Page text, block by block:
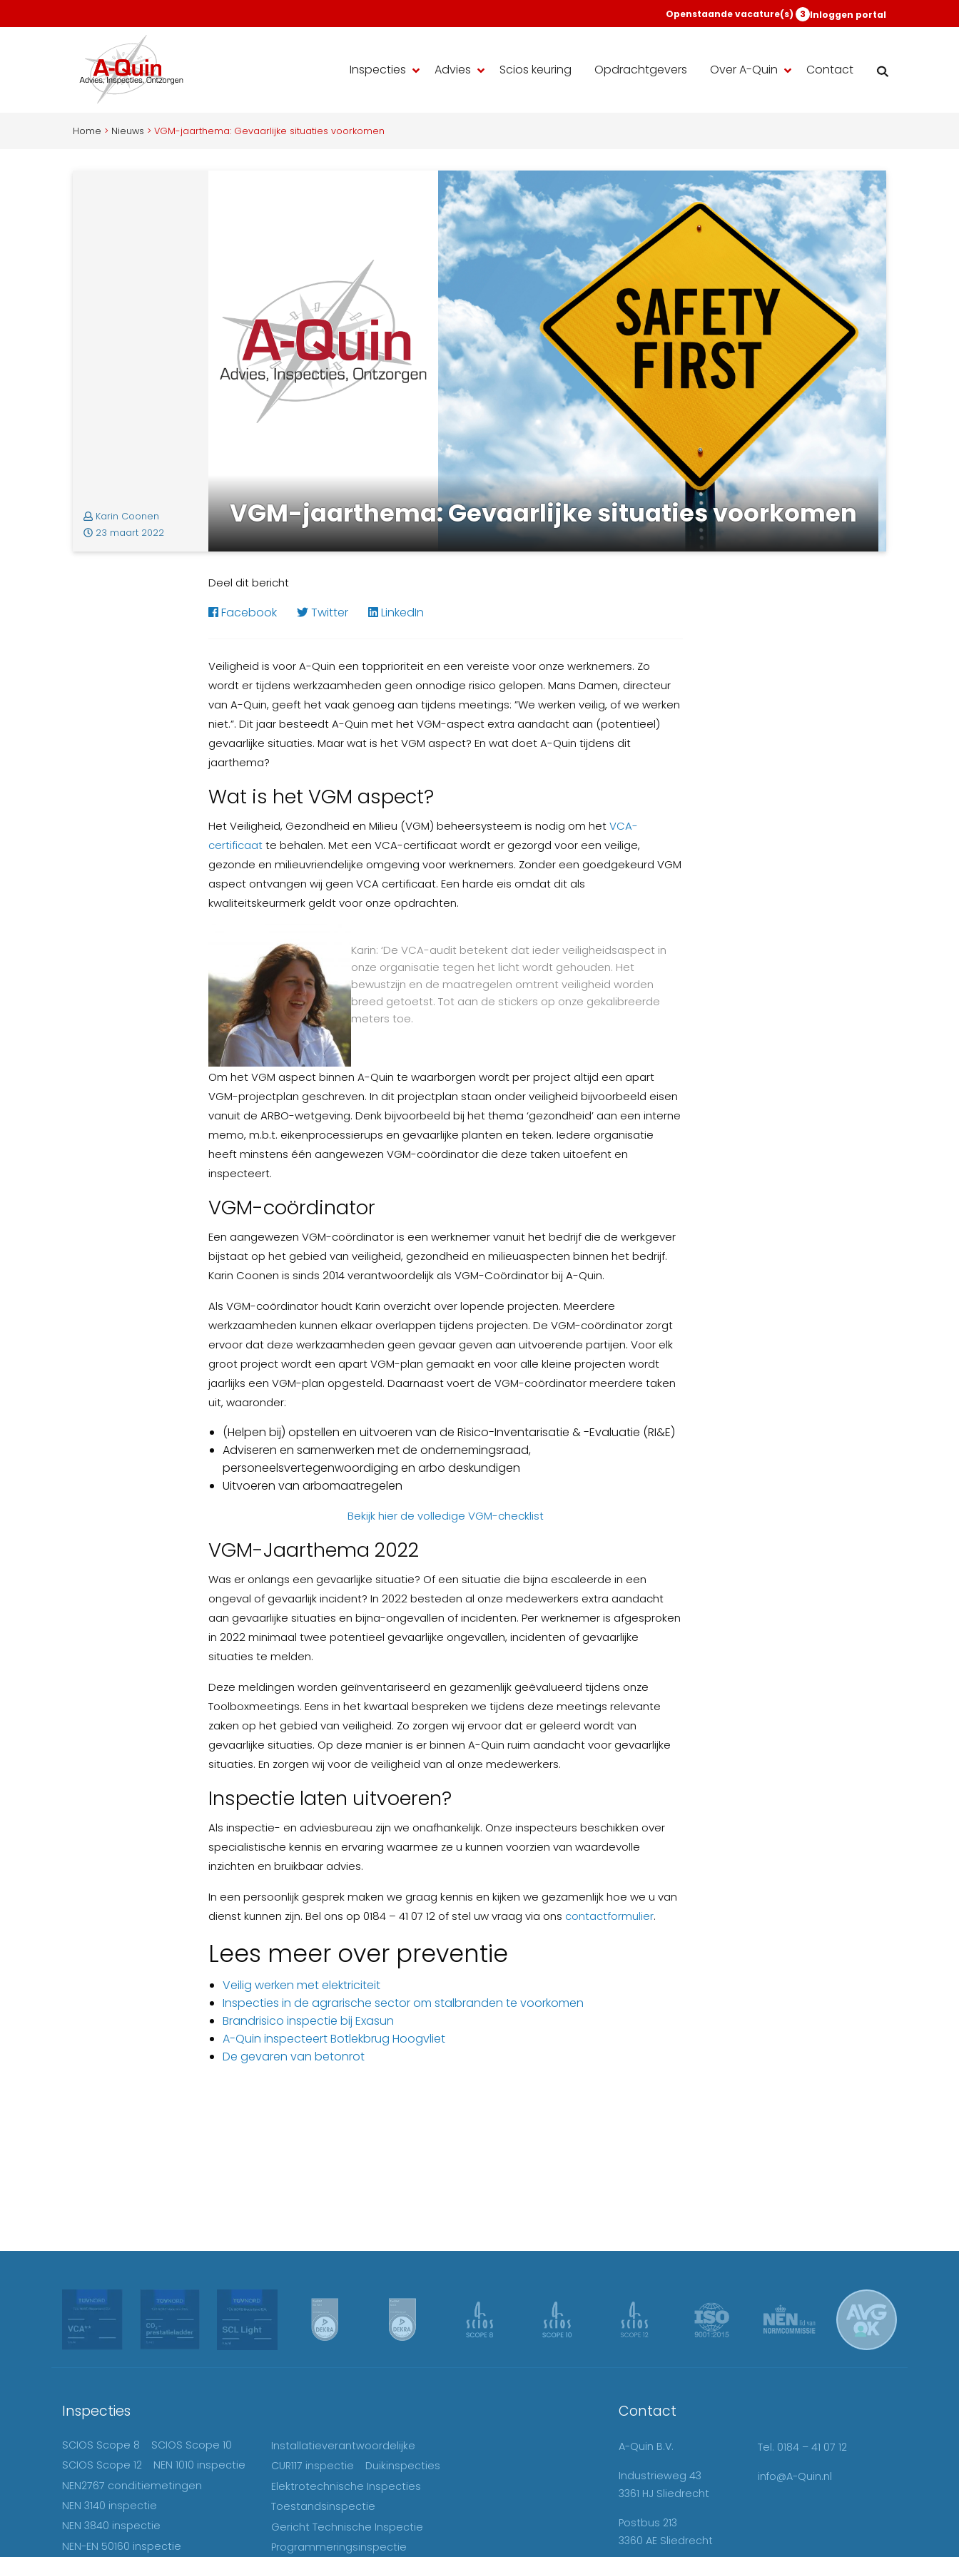
Openstaande vacature(s) 3 Inloggen portal
Inspecties Advies Scios keuring Opdrachtgevers Over A-Quin Contact
Home > Nieuws > VGM-jaarthema: Gevaarlijke situaties voorkomen
Karin Coonen
23 maart 2022
VGM-jaarthema: Gevaarlijke situaties voorkomen
Deel dit bericht
Facebook Twitter LinkedIn
Veiligheid is voor A-Quin een topprioriteit en een vereiste voor onze werknemers. Zo
wordt er tijdens werkzaamheden geen onnodige risico gelopen. Mans Damen, directeur
van A-Quin, geeft het vaak genoeg aan tijdens meetings: ”We werken veilig, of we werken
niet.”. Dit jaar besteedt A-Quin met het VGM-aspect extra aandacht aan (potentieel)
gevaarlijke situaties. Maar wat is het VGM aspect? En wat doet A-Quin tijdens dit
jaarthema?
Wat is het VGM aspect?
Het Veiligheid, Gezondheid en Milieu (VGM) beheersysteem is nodig om hetVCA-
certificaatte behalen. Met een VCA-certificaat wordt er gezorgd voor een veilige,
gezonde en milieuvriendelijke omgeving voor werknemers. Zonder een goedgekeurd VGM
aspect ontvangen wij geen VCA certificaat. Een harde eis omdat dit als
kwaliteitskeurmerk geldt voor onze opdrachten.
Karin: ‘De VCA-audit betekent dat ieder veiligheidsaspect in
onze organisatie tegen het licht wordt gehouden. Het
bewustzijn en de maatregelen omtrent veiligheid worden
breed getoetst. Tot aan de stickers op onze gekalibreerde
meters toe.
Om het VGM aspect binnen A-Quin te waarborgen wordt per project altijd een apart
VGM-projectplan geschreven. In dit projectplan staan onder veiligheid bijvoorbeeld eisen
vanuit de ARBO-wetgeving. Denk bijvoorbeeld bij het thema ‘gezondheid’ aan een interne
memo, m.b.t. eikenprocessierups en gevaarlijke planten en teken. Iedere organisatie
heeft minstens één aangewezen VGM-coördinator die deze taken uitoefent en
inspecteert.
VGM-coördinator
Een aangewezen VGM-coördinator is een werknemer vanuit het bedrijf die de werkgever
bijstaat op het gebied van veiligheid, gezondheid en milieuaspecten binnen het bedrijf.
Karin Coonen is sinds 2014 verantwoordelijk als VGM-Coördinator bij A-Quin.
Als VGM-coördinator houdt Karin overzicht over lopende projecten. Meerdere
werkzaamheden kunnen elkaar overlappen tijdens projecten. De VGM-coördinator zorgt
ervoor dat deze werkzaamheden geen gevaar geven aan uitvoerende partijen. Voor elk
groot project wordt een apart VGM-plan gemaakt en voor alle kleine projecten wordt
jaarlijks een VGM-plan opgesteld. Daarnaast voert de VGM-coördinator meerdere taken
uit, waaronder:
(Helpen bij) opstellen en uitvoeren van de Risico-Inventarisatie & -Evaluatie (RI&E)
Adviseren en samenwerken met de ondernemingsraad,
personeelsvertegenwoordiging en arbo deskundigen
Uitvoeren van arbomaatregelen
Bekijk hier de volledige VGM-checklist
VGM-Jaarthema 2022
Was er onlangs een gevaarlijke situatie? Of een situatie die bijna escaleerde in een
ongeval of gevaarlijk incident? In 2022 besteden al onze medewerkers extra aandacht
aan gevaarlijke situaties en bijna-ongevallen of incidenten. Per werknemer is afgesproken
in 2022 minimaal twee potentieel gevaarlijke ongevallen, incidenten of gevaarlijke
situaties te melden.
Deze meldingen worden geïnventariseerd en gezamenlijk geëvalueerd tijdens onze
Toolboxmeetings. Eens in het kwartaal bespreken we tijdens deze meetings relevante
zaken op het gebied van veiligheid. Zo zorgen wij ervoor dat er geleerd wordt van
gevaarlijke situaties. Op deze manier is er binnen A-Quin ruim aandacht voor gevaarlijke
situaties. En zorgen wij voor de veiligheid van al onze medewerkers.
Inspectie laten uitvoeren?
Als inspectie- en adviesbureau zijn we onafhankelijk. Onze inspecteurs beschikken over
specialistische kennis en ervaring waarmee ze u kunnen voorzien van waardevolle
inzichten en bruikbaar advies.
In een persoonlijk gesprek maken we graag kennis en kijken we gezamenlijk hoe we u van
dienst kunnen zijn. Bel ons op 0184 – 41 07 12 of stel uw vraag via ons contactformulier.
Lees meer over preventie
Veilig werken met elektriciteit
Inspecties in de agrarische sector om stalbranden te voorkomen
Brandrisico inspectie bij Exasun
A-Quin inspecteert Botlekbrug Hoogvliet
De gevaren van betonrot
Inspecties
SCIOS Scope 8
SCIOS Scope 10
SCIOS Scope 12
NEN 1010 inspectie
NEN2767 conditiemetingen
NEN 3140 inspectie
NEN 3840 inspectie
NEN-EN 50160 inspectie
Installatieverantwoordelijke
CUR117 inspectie
Duikinspecties
Elektrotechnische Inspecties
Toestandsinspectie
Gericht Technische Inspectie
Programmeringsinspectie
Contact
A-Quin B.V.
Industrieweg 43
3361 HJ Sliedrecht
Postbus 213
3360 AE Sliedrecht
Tel. 0184 – 41 07 12
info@A-Quin.nl